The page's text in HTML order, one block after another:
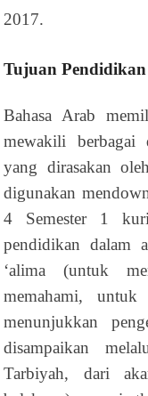
2017.
Tujuan
Bahasa Arab
mewakili berbagai
yang dirasakan
digunakan
4 Semester 1
pendidikan dalam
‘alima (untuk
memahami,
menunjukkan
disampaikan
Tarbiyah, dari